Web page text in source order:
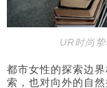
UR时尚
都市女性的探索边
索，也对向外的自